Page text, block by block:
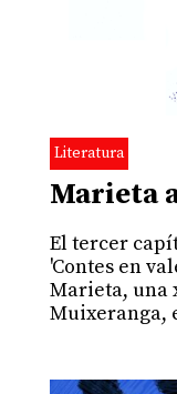
Literatura
Marieta
El tercer
'Contes en
Marieta, una
Muixeranga,